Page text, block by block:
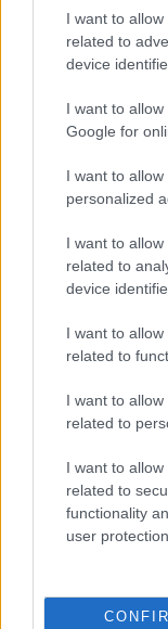
I want to
related to
device
I want to
Google for
I want to
personalized
I want to
related to
device
I want to
related to
I want to
related to
I want to
related to
functionality
user protection.
REESE WITHERSPOON
CALVIN KLEIN